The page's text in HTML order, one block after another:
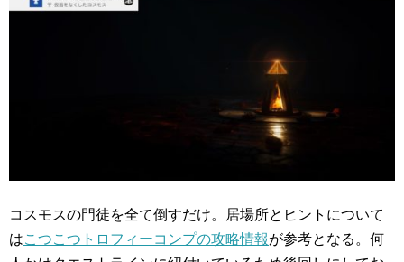
コスモスの門徒を全て倒すだけ。居場所とヒントについて
はこつこつトロフィーコンプの攻略情報が参考となる。何